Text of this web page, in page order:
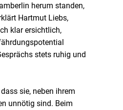
herum standen,
Hartmut Liebs,
klar ersichtlich,
stets ruhig und
sie, neben ihrem
unnötig sind. Beim